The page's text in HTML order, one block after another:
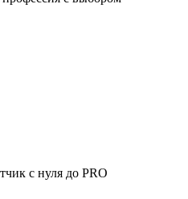
с нуля до PRO